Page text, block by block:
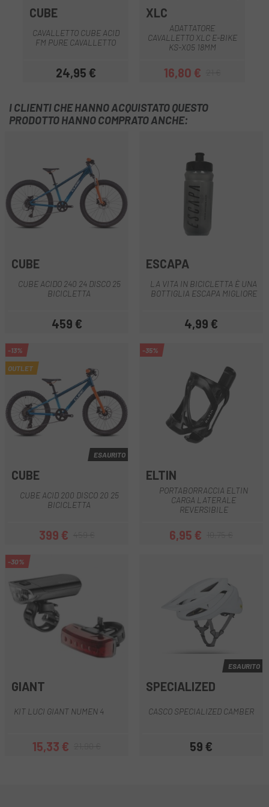
CUBE
CAVALLETTO CUBE ACID
FM PURE CAVALLETTO
Prezzo
24,95 €
XLC
ADATTATORE
CAVALLETTO XLC E-BIKE
KS-X05 18MM
Prezzo
16,80 €Prezzo base
I CLIENTI CHE HANNO ACQUISTATO QUESTO
PRODOTTO HANNO COMPRATO ANCHE:
CUBE
CUBE ACIDO 240 24 DISCO 25
BICICLETTA
Prezzo
459 €
ESCAPA
LA VITA IN BICICLETTA È UNA
BOTTIGLIA ESCAPA MIGLIORE
Prezzo
4,99 €
-13%
OUTLET
ESAURITO
CUBE
CUBE ACID 200 DISCO 20 25
BICICLETTA
Prezzo
399 €Prezzo base
-35%
ELTIN
PORTABORRACCIA ELTIN
CARGA LATERALE
REVERSIBILE
Prezzo
6,95 €Prezzo base
-30%
GIANT
KIT LUCI GIANT NUMEN 4
Prezzo
15,33 €Prezzo base
ESAURITO
SPECIALIZED
CASCO SPECIALIZED CAMBER
Prezzo
59 €